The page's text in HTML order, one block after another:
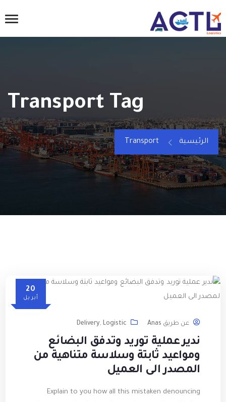
Transport Tag
الرئيسية Transport
20
أبريل
عن طريق Anas
Delivery, Logistic
ندير عملية توريد وتدفق البضائع
ومواعيد ثابتة وسلاسة متناهية من
المصدر الى العميل
Explain to you how all this mistaken denouncing